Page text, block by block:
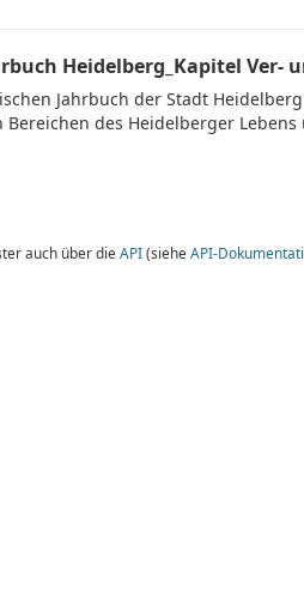
Heidelberg_Kapitel Ver-
Jahrbuch der Stadt
des Heidelberger Lebens
auch über die API(siehe API-